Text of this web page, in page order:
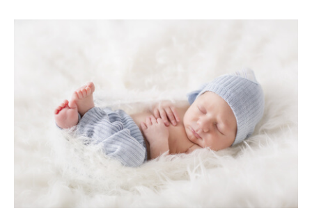
料金のご案内
ブログ
コラム